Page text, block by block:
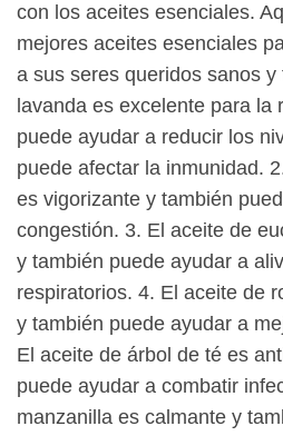
con los aceites esenciales.
mejores aceites esenciales
a sus seres queridos sanos
lavanda es excelente para la
puede ayudar a reducir los
puede afectar la inmunidad.
es vigorizante y también
congestión. 3. El aceite de
y también puede ayudar a
respiratorios. 4. El aceite de
y también puede ayudar a
El aceite de árbol de té es
puede ayudar a combatir
manzanilla es calmante y